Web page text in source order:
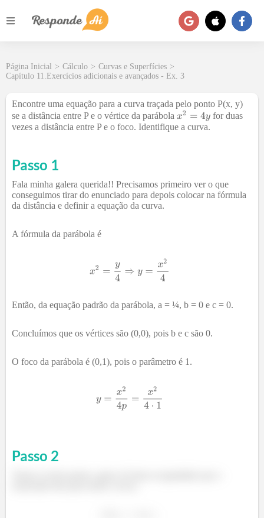
Página Inicial > Cálculo > Curvas e Superfícies >
Capítulo 11.Exercícios adicionais e avançados - Ex. 3
Encontre uma equação para a curva traçada pelo ponto P(x, y)
se a distância entre P e o vértice da parábola
for duas
vezes a distância entre P e o foco. Identifique a curva.
Passo 1
Fala minha galera querida!! Precisamos primeiro ver o que
conseguimos tirar do enunciado para depois colocar na fórmula
da distância e definir a equação da curva.
A fórmula da parábola é
Então, da equação padrão da parábola, a = ¼, b = 0 e c = 0.
Concluímos que os vértices são (0,0), pois b e c são 0.
O foco da parábola é (0,1), pois o parâmetro é 1.
Passo 2